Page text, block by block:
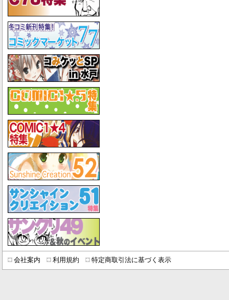
会社案内 利用規約 特定商取引法に基づく表示